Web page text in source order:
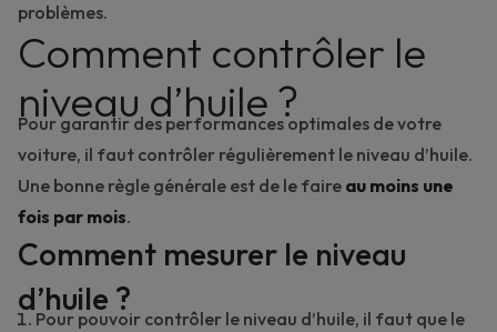
problèmes.
Comment contrôler le
niveau d’huile ?
Pour garantir des performances optimales de votre
voiture, il faut contrôler régulièrement le niveau d’huile.
Une bonne règle générale est de le faire au moins une
fois par mois.
Comment mesurer le niveau
d’huile ?
Pour pouvoir contrôler le niveau d’huile, il faut que le